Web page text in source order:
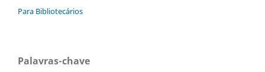
Para Bibliotecários
Palavras-chave